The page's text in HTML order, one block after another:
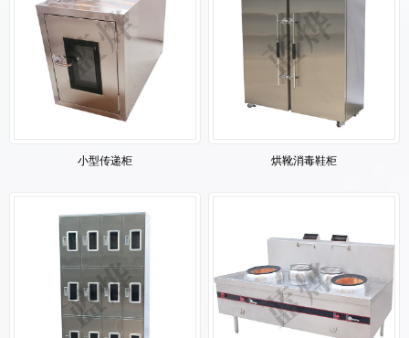
小型传递柜 烘靴消毒鞋柜